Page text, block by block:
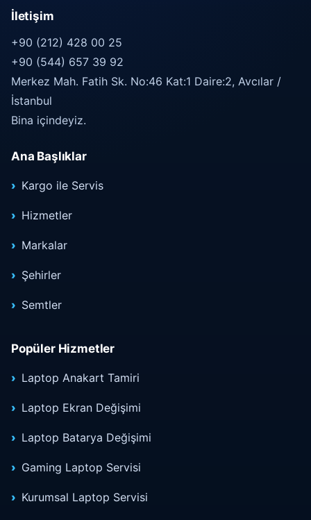
İletişim
+90 (212) 428 00 25
+90 (544) 657 39 92
Merkez Mah. Fatih Sk. No:46 Kat:1 Daire:2, Avcılar /
İstanbul
Bina içindeyiz.
Ana Başlıklar
Kargo ile Servis
Hizmetler
Markalar
Şehirler
Semtler
Popüler Hizmetler
Laptop Anakart Tamiri
Laptop Ekran Değişimi
Laptop Batarya Değişimi
Gaming Laptop Servisi
Kurumsal Laptop Servisi